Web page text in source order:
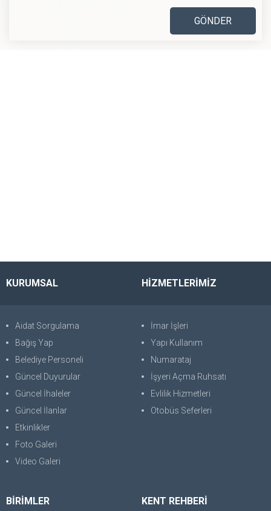
KURUMSAL
Aidat Sorgulama
Bağış Yap
Belediye Personeli
Güncel Duyurular
Güncel İhaleler
Güncel İlanlar
Etkinlikler
Foto Galeri
Video Galeri
HİZMETLERİMİZ
İmar İşleri
Yapı Kullanım
Numarataj
İşyeri Açma Ruhsatı
Evlilik Hizmetleri
Otobüs Seferleri
BİRİMLER KENT REHBERİ